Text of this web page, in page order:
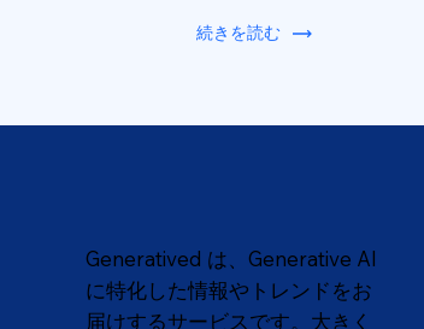
続きを読む
Generatived は、Generative AI
に特化した情報やトレンドをお
届けするサービスです。大きく